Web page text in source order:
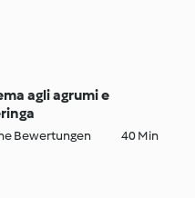
agli agrumi e
Bewertungen 40 Min